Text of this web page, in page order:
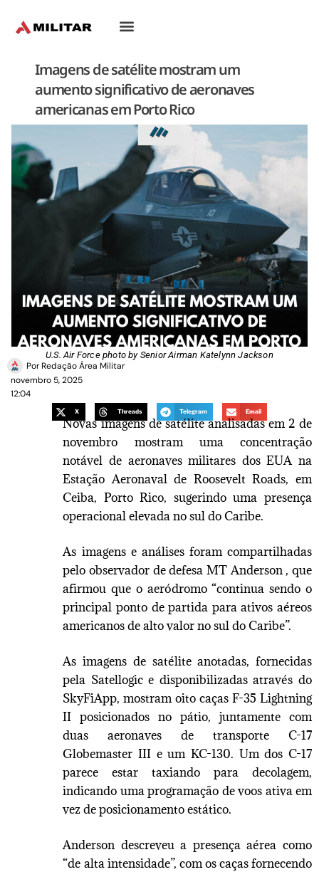
Imagens de satélite mostram um
aumento significativo de aeronaves
americanas em Porto Rico
U.S. Air Force photo by Senior Airman Katelynn Jackson
PorRedação Área Militar
novembro 5, 2025
12:04
X Threads Telegram Email
Novas imagens de satélite analisadas em 2 de
novembro mostram uma concentração
notável de aeronaves militares dos EUA na
Estação Aeronaval de Roosevelt Roads, em
Ceiba, Porto Rico, sugerindo uma presença
operacional elevada no sul do Caribe.
As imagens e análises foram compartilhadas
pelo observador de defesa MT Anderson , que
afirmou que o aeródromo “continua sendo o
principal ponto de partida para ativos aéreos
americanos de alto valor no sul do Caribe”.
As imagens de satélite anotadas, fornecidas
pela Satellogic e disponibilizadas através do
SkyFiApp, mostram oito caças F-35 Lightning
II posicionados no pátio, juntamente com
duas aeronaves de transporte C-17
Globemaster III e um KC-130. Um dos C-17
parece estar taxiando para decolagem,
indicando uma programação de voos ativa em
vez de posicionamento estático.
Anderson descreveu a presença aérea como
“de alta intensidade”, com os caças fornecendo